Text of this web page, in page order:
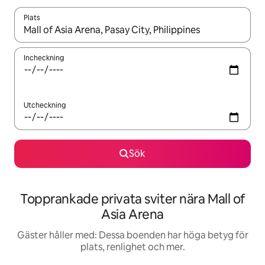
Plats
När resultaten är tillgängliga kan du navigera med upp- och
Incheckning
Utcheckning
Sök
Topprankade privata sviter nära Mall of
Asia Arena
Gäster håller med: Dessa boenden har höga betyg för
plats, renlighet och mer.